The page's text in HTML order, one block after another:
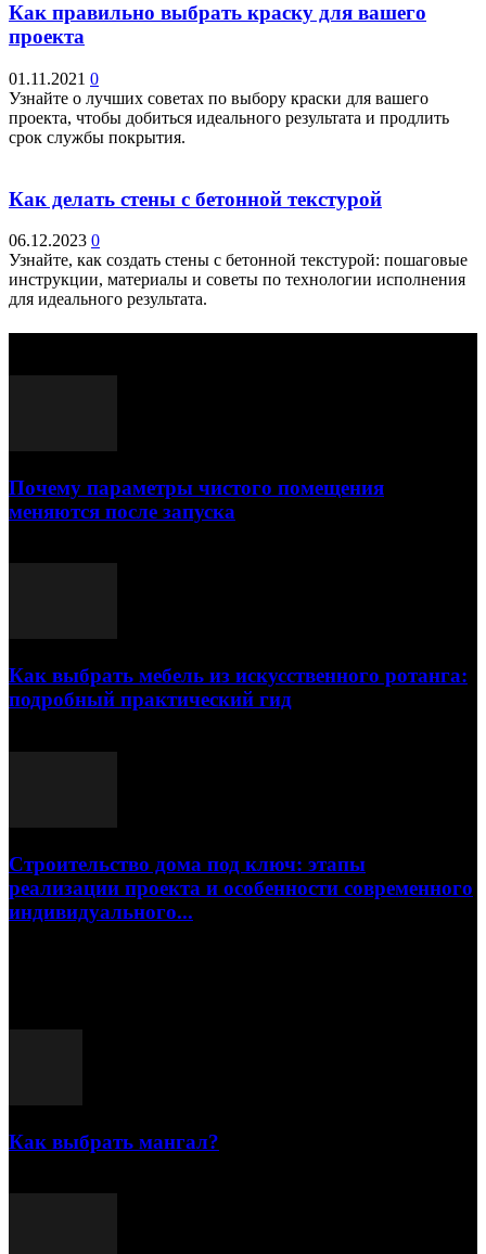
Как правильно выбрать краску для вашего
проекта
01.11.2021 0
Узнайте о лучших советах по выбору краски для вашего
проекта, чтобы добиться идеального результата и продлить
срок службы покрытия.
Как делать стены с бетонной текстурой
06.12.2023 0
Узнайте, как создать стены с бетонной текстурой: пошаговые
инструкции, материалы и советы по технологии исполнения
для идеального результата.
Почему параметры чистого помещения
меняются после запуска
Как выбрать мебель из искусственного ротанга:
подробный практический гид
Строительство дома под ключ: этапы
реализации проекта и особенности современного
индивидуального...
Как выбрать мангал?